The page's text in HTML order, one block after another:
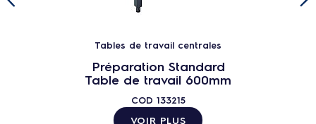
Tables de travail centrales
Préparation Standard
Table de travail 600mm
COD 133215
VOIR PLUS